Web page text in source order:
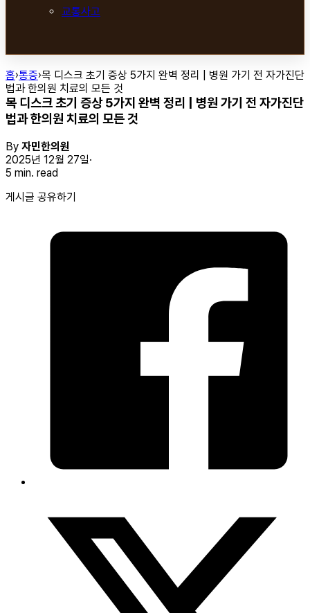
교통사고
홈›통증›목 디스크 초기 증상 5가지 완벽 정리 | 병원 가기 전 자가진단
법과 한의원 치료의 모든 것
목 디스크 초기 증상 5가지 완벽 정리 | 병원 가기 전 자가진단
법과 한의원 치료의 모든 것
By 자민한의원
2025년 12월 27일
5 min. read
게시글 공유하기